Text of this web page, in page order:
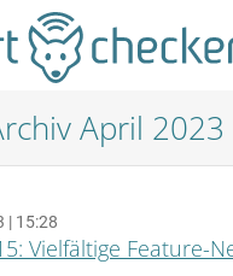
April 2023
| 15:28
Vielfältige Feature-